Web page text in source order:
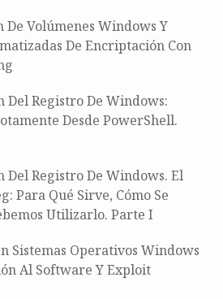
Volúmenes Windows Y
De Encriptación Con
Del Registro De Windows:
Desde PowerShell.
Del Registro De Windows. El
Para Qué Sirve, Cómo Se
Utilizarlo. Parte I
Sistemas Operativos Windows
Al Software Y Exploit